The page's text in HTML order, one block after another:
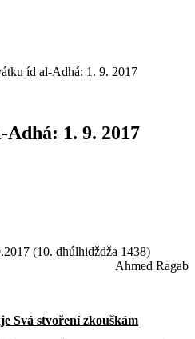
íd al-Adhá: 1. 9. 2017
1. 9. 2017
(10. dhúlhidždža 1438)
Ahmed Ragab
Svá stvoření zkouškám